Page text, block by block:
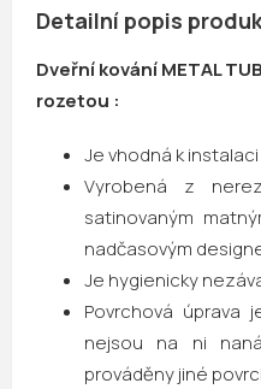
Detailní popis
Dveřní kování METAL
rozetou :
Je vhodná k
Vyrobená z
satinovaným
nadčasovým
Je hygienicky
Povrchová úprava
nejsou na ni
prováděny jiné